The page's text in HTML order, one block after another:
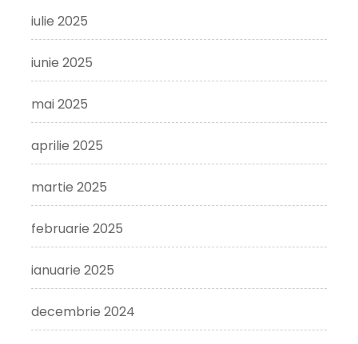
iulie 2025
iunie 2025
mai 2025
aprilie 2025
martie 2025
februarie 2025
ianuarie 2025
decembrie 2024